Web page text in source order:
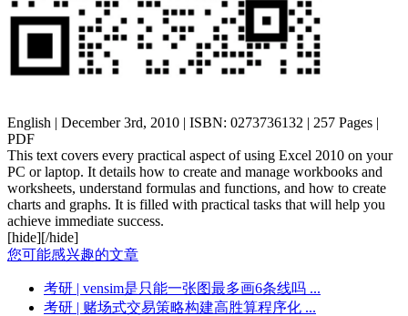
English | December 3rd, 2010 | ISBN: 0273736132 | 257 Pages |
PDF
This text covers every practical aspect of using Excel 2010 on your
PC or laptop. It details how to create and manage workbooks and
worksheets, understand formulas and functions, and how to create
charts and graphs. It is filled with practical tasks that will help you
achieve immediate success.
[hide][/hide]
您可能感兴趣的文章
考研 | vensim是只能一张图最多画6条线吗 ...
考研 | 赌场式交易策略构建高胜算程序化 ...